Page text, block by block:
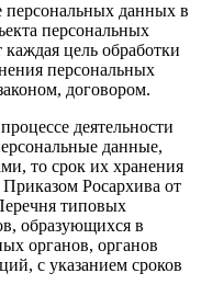
персональных данных в
персональных
цель обработки
персональных
договором.
деятельности
данные,
то срок их хранения
Приказом Росархива от
типовых
образующихся в
органов, органов
с указанием сроков